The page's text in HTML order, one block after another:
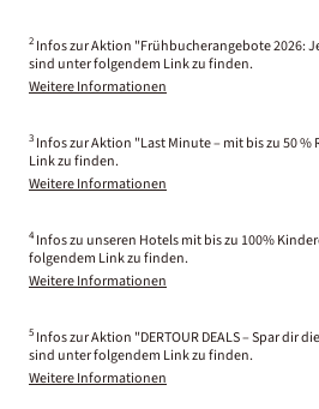
2 Infos zur Aktion "Frühbucherangebote 2026:
sind unter folgendem Link zu finden.
Weitere Informationen
3 Infos zur Aktion "Last Minute – mit bis zu 50
Link zu finden.
Weitere Informationen
4 Infos zu unseren Hotels mit bis zu 100%
folgendem Link zu finden.
Weitere Informationen
5 Infos zur Aktion "DERTOUR DEALS – Spar dir
sind unter folgendem Link zu finden.
Weitere Informationen